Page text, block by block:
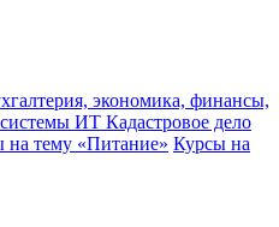
экономика, финансы,
ИТ Кадастровое дело
на тему «Питание» Курсы на